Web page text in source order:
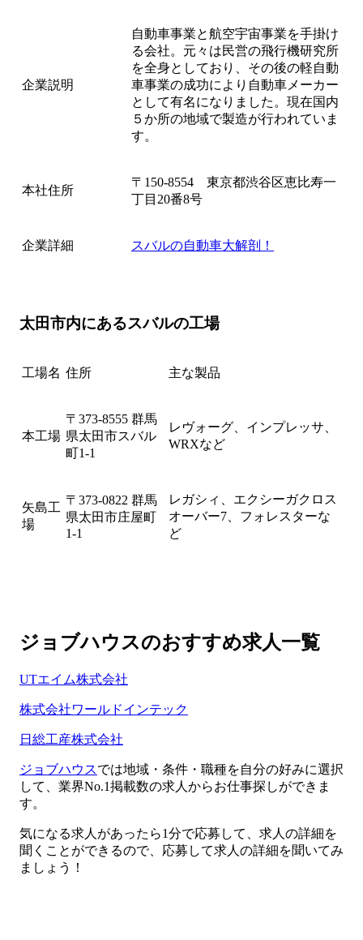
企業説明
自動車事業と航空宇宙事業を手掛け
る会社。元々は民営の飛行機研究所
を全身としており、その後の軽自動
車事業の成功により自動車メーカー
として有名になりました。現在国内
５か所の地域で製造が行われていま
す。
本社住所
〒150-8554 東京都渋谷区恵比寿一
丁目20番8号
企業詳細 スバルの自動車大解剖！
太田市内にあるスバルの工場
工場名 住所 主な製品
本工場
〒373-8555 群馬
県太田市スバル
町1-1
レヴォーグ、インプレッサ、
WRXなど
矢島工
場
〒373-0822 群馬
県太田市庄屋町
1-1
レガシィ、エクシーガクロス
オーバー7、フォレスターな
ど
ジョブハウスのおすすめ求人一覧
UTエイム株式会社
株式会社ワールドインテック
日総工産株式会社
ジョブハウスでは地域・条件・職種を自分の好みに選択
して、業界No.1掲載数の求人からお仕事探しができま
す。
気になる求人があったら1分で応募して、求人の詳細を
聞くことができるので、応募して求人の詳細を聞いてみ
ましょう！